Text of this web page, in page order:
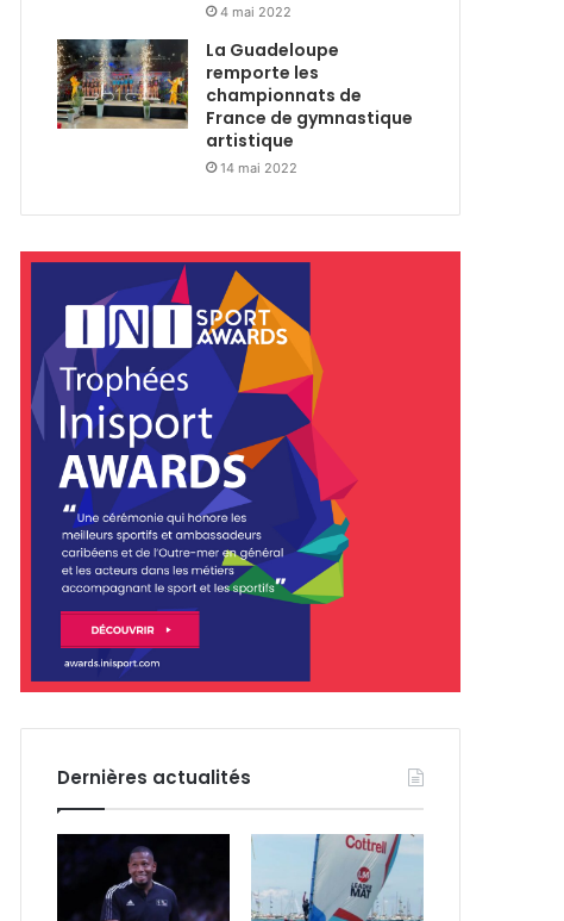
4 mai 2022
La Guadeloupe
remporte les
championnats de
France de gymnastique
artistique
14 mai 2022
Dernières actualités